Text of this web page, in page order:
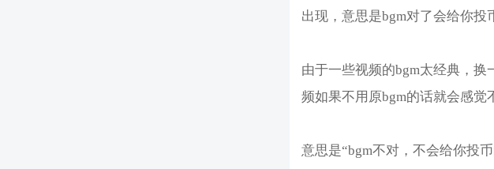
出现，意思是bgm对了会给你投
由于一些视频的bgm太经典，
频如果不用原bgm的话就会感觉
意思是“bgm不对，不会给你投